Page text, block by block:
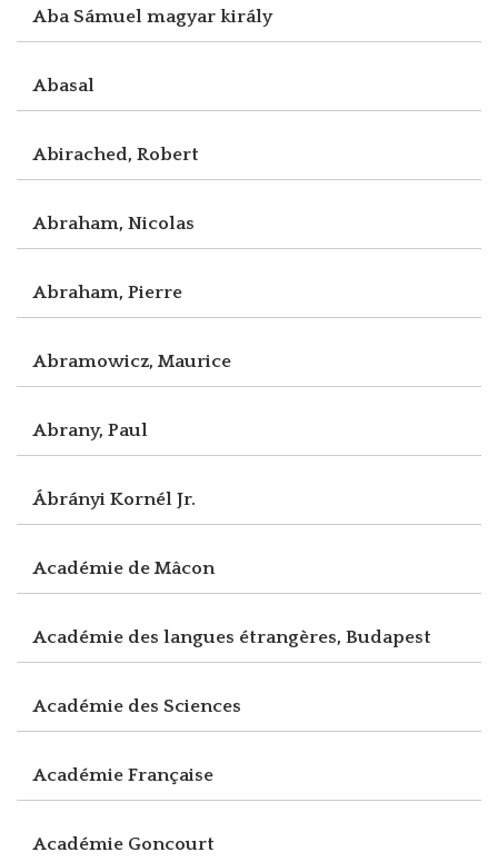
Aba Sámuel magyar király
Abasal
Abirached, Robert
Abraham, Nicolas
Abraham, Pierre
Abramowicz, Maurice
Abrany, Paul
Ábrányi Kornél Jr.
Académie de Mâcon
Académie des langues étrangères, Budapest
Académie des Sciences
Académie Française
Académie Goncourt